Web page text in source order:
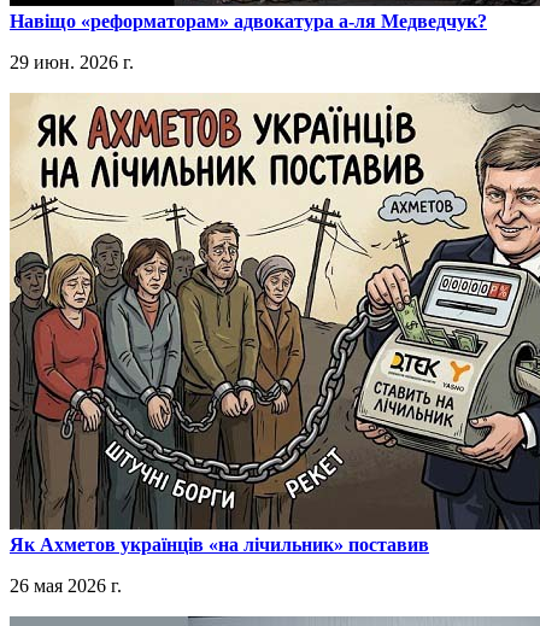
​Навіщо «реформаторам» адвокатура а-ля Медведчук?
29 июн. 2026 г.
​Як Ахметов українців «на лічильник» поставив
26 мая 2026 г.